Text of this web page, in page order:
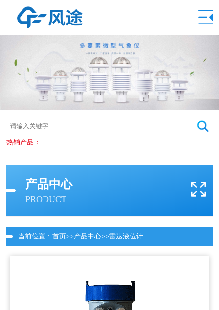
热销产品：
产品中心
PRODUCT
当前位置： 首页>>产品中心>>雷达液位计